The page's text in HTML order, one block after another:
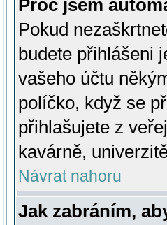
Proč jsem
Pokud
budete přihlášeni
vašeho účtu
políčko, když se
přihlašujete z
kavárně,
Návrat nahoru
Jak zabráním,